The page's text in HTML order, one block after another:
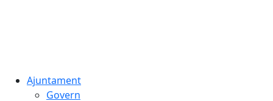
Ajuntament
Govern